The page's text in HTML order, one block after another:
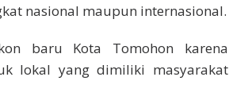
nasional maupun internasional.
baru Kota Tomohon karena
lokal yang dimiliki masyarakat